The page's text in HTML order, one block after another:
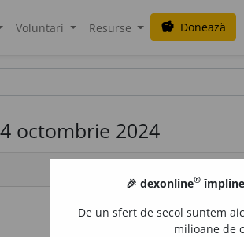
Voluntari Resurse savings Donează
octombrie 2024
🎉 dexonline®
De un sfert de secol suntem
milioane de